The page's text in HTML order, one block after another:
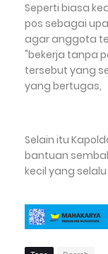
Seperti biasa
pos sebagai
agar anggota
"bekerja tanpa
tersebut yang
yang bertugas,
Selain itu
bantuan
kecil yang